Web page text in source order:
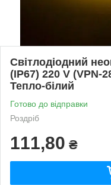
Світлодіодний
(IP67) 220 V (VPN-
Тепло-білий
Готово до відправки
Роздріб
111,80 ₴